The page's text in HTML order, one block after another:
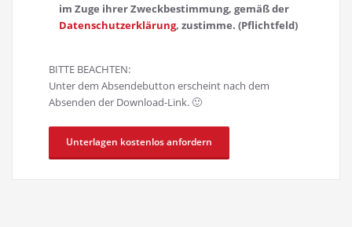
im Zuge ihrer Zweckbestimmung, gemäß der
Datenschutzerklärung, zustimme. (Pflichtfeld)
BITTE BEACHTEN:
Unter dem Absendebutton erscheint nach dem
Absenden der Download-Link. 🙂